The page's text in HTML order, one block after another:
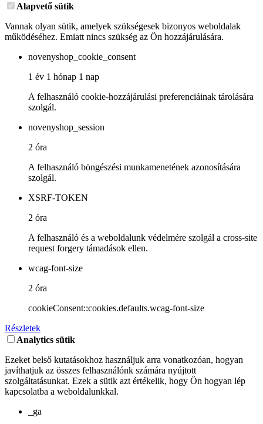
Alapvető sütik
Vannak olyan sütik, amelyek szükségesek bizonyos weboldalak
működéséhez. Emiatt nincs szükség az Ön hozzájárulására.
novenyshop_cookie_consent
1 év 1 hónap 1 nap
A felhasználó cookie-hozzájárulási preferenciáinak tárolására
szolgál.
novenyshop_session
2 óra
A felhasználó böngészési munkamenetének azonosítására
szolgál.
XSRF-TOKEN
2 óra
A felhasználó és a weboldalunk védelmére szolgál a cross-site
request forgery támadások ellen.
wcag-font-size
2 óra
cookieConsent::cookies.defaults.wcag-font-size
Részletek
Analytics sütik
Ezeket belső kutatásokhoz használjuk arra vonatkozóan, hogyan
javíthatjuk az összes felhasználónk számára nyújtott
szolgáltatásunkat. Ezek a sütik azt értékelik, hogy Ön hogyan lép
kapcsolatba a weboldalunkkal.
_ga